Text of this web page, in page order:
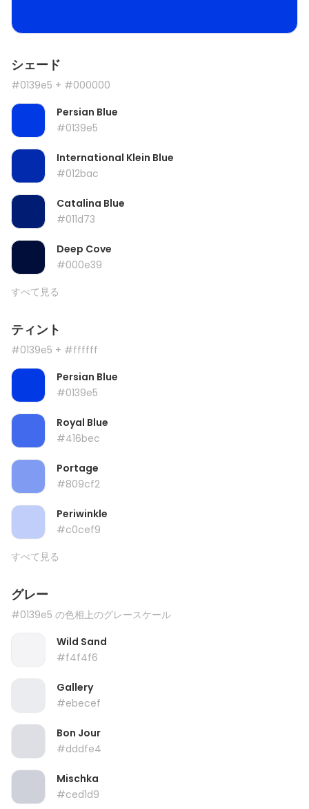
シェード
#0139e5 + #000000
Persian Blue
#0139e5
International Klein Blue
#012bac
Catalina Blue
#011d73
Deep Cove
#000e39
すべて見る
ティント
#0139e5 + #ffffff
Persian Blue
#0139e5
Royal Blue
#416bec
Portage
#809cf2
Periwinkle
#c0cef9
すべて見る
グレー
#0139e5 の色相上のグレースケール
Wild Sand
#f4f4f6
Gallery
#ebecef
Bon Jour
#dddfe4
Mischka
#ced1d9